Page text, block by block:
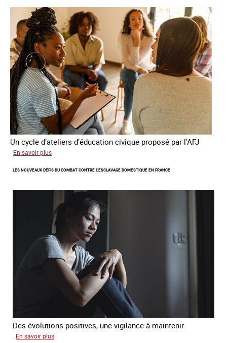
quatrième
rapport
sur
la
France
Un cycle d’ateliers d’éducation civique proposé par l’AFJ
En savoir plus
femme
victime
traite
et
citoyenne
LES NOUVEAUX DÉFIS DU COMBAT CONTRE L’ESCLAVAGE DOMESTIQUE EN FRANCE
Des évolutions positives, une vigilance à maintenir
En savoir plus